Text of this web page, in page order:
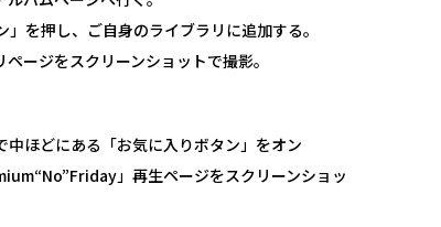
を押し、ご自身のライブラリに追加する。
ージをスクリーンショットで撮影。
ほどにある「お気に入りボタン」をオン
」再生ページをスクリーンショッ